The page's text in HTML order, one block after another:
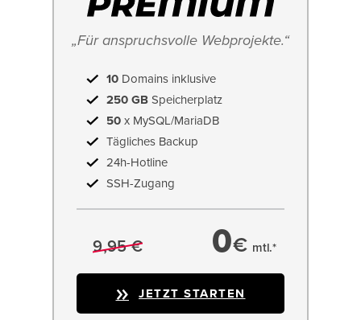
„Für anspruchsvolle Webprojekte.“
10 Domains inklusive
250 GB Speicherplatz
50 x MySQL/MariaDB
Tägliches Backup
24h-Hotline
SSH-Zugang
9,95 € 0€ mtl.*
JETZT STARTEN